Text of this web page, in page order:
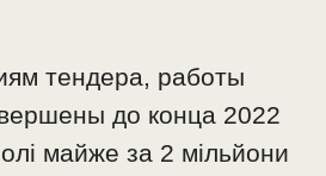
тендера, работы
до конца 2022
майже за 2 мільйони